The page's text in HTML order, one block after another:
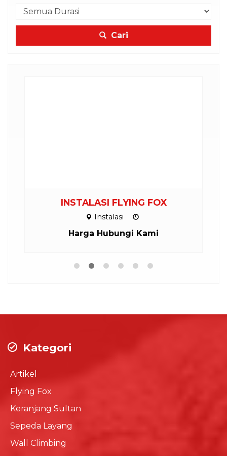
Cari
INSTALASI FLYING FOX
Instalasi
Harga Hubungi Kami
Kategori
Artikel
Flying Fox
Keranjang Sultan
Sepeda Layang
Wall Climbing